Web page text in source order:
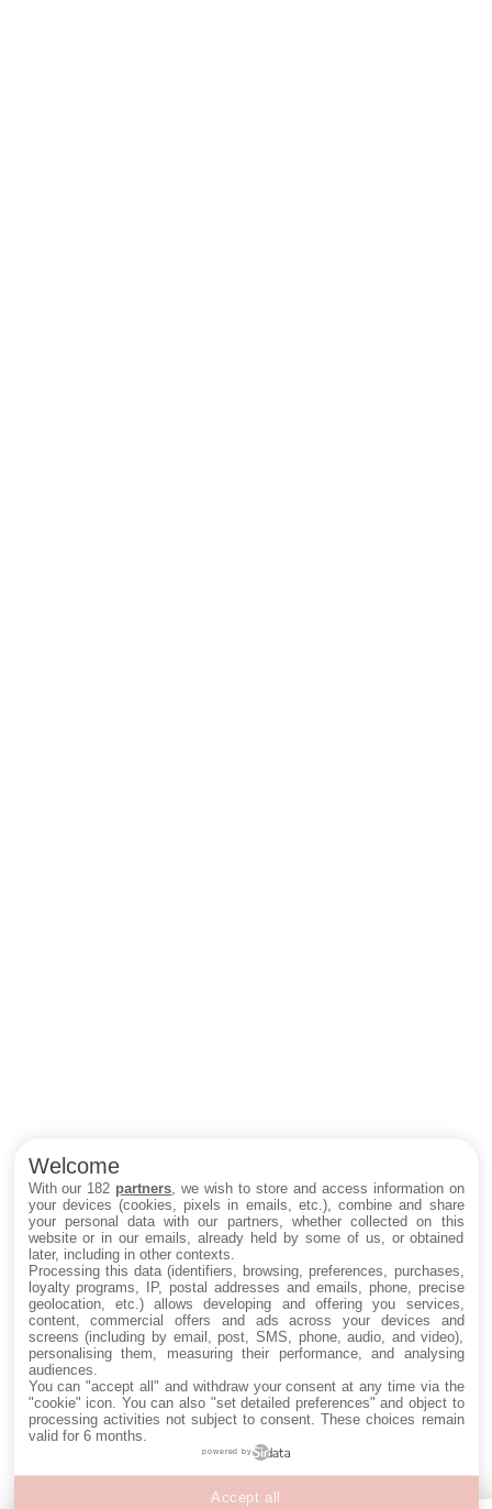
Welcome
With our 182 partners , we wish to store and access information on
your devices (cookies, pixels in emails, etc.), combine and share
your personal data with our partners, whether collected on this
website or in our emails, already held by some of us, or obtained
later, including in other contexts.
Processing this data (identifiers, browsing, preferences, purchases,
loyalty programs, IP, postal addresses and emails, phone, precise
geolocation, etc.) allows developing and offering you services,
content, commercial offers and ads across your devices and
screens (including by email, post, SMS, phone, audio, and video),
personalising them, measuring their performance, and analysing
audiences.
You can "accept all" and withdraw your consent at any time via the
"cookie" icon . You can also "set detailed preferences" and object to
processing activities not subject to consent. These choices remain
valid for 6 months.
powered by
Accept all